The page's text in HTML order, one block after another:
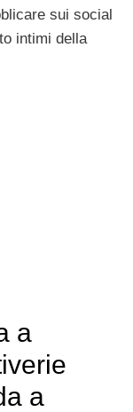
sui social
intimi della
a
a